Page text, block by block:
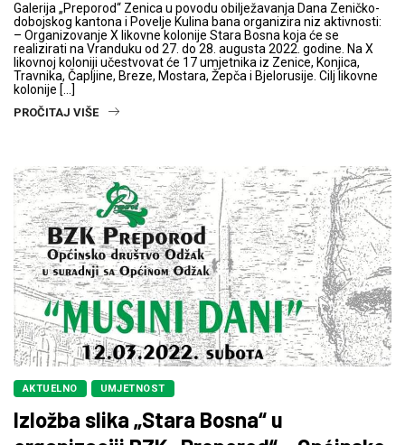
Galerija „Preporod“ Zenica u povodu obilježavanja Dana Zeničko-
dobojskog kantona i Povelje Kulina bana organizira niz aktivnosti:
– Organizovanje X likovne kolonije Stara Bosna koja će se
realizirati na Vranduku od 27. do 28. augusta 2022. godine. Na X
likovnoj koloniji učestvovat će 17 umjetnika iz Zenice, Konjica,
Travnika, Čapljine, Breze, Mostara, Žepča i Bjelorusije. Cilj likovne
kolonije […]
PROČITAJ VIŠE
AKTUELNO UMJETNOST
Izložba slika „Stara Bosna“ u